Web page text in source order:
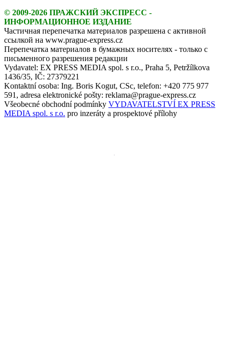
© 2009-2026 ПРАЖСКИЙ ЭКСПРЕСС -
ИНФОРМАЦИОННОЕ ИЗДАНИЕ
Частичная перепечатка материалов разрешена с активной
ссылкой на www.prague-express.cz
Перепечатка материалов в бумажных носителях - только с
письменного разрешения редакции
Vydavatel: EX PRESS MEDIA spol. s r.o., Praha 5, Petržílkova
1436/35, IČ: 27379221
Kontaktní osoba: Ing. Boris Kogut, CSc, telefon: +420 775 977
591, adresa elektronické pošty: reklama@prague-express.cz
Všeobecné obchodní podmínky VYDAVATELSTVÍ EX PRESS
MEDIA spol. s r.o. pro inzeráty a prospektové přílohy